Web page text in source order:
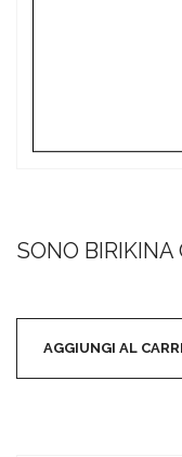
SONO BIRIKINA
AGGIUNGI AL